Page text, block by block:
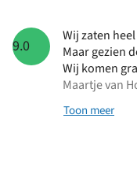
9.0
Wij zaten
Maar gezien
Wij komen
Maartje van
Toon meer